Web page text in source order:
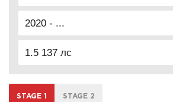
2020 - ...
1.5 137 лс
STAGE 1 STAGE 2